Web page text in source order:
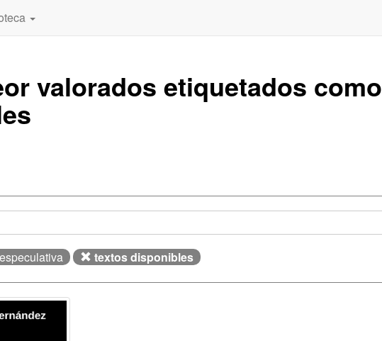
valorados etiquetados como
textos disponibles